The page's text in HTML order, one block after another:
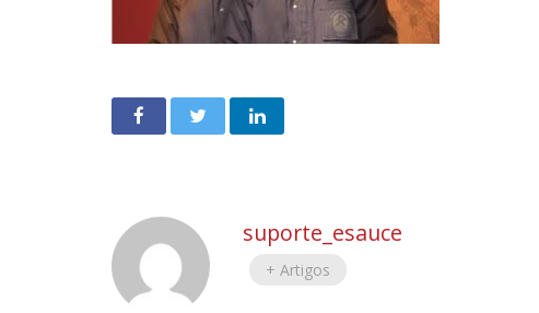
suporte_esauce
+ Artigos